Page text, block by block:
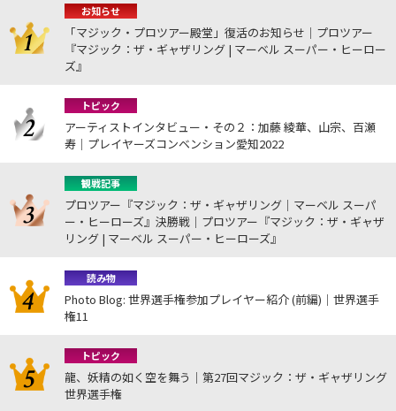
お知らせ
「マジック・プロツアー殿堂」復活のお知らせ｜プロツアー
『マジック：ザ・ギャザリング | マーベル スーパー・ヒーロー
ズ』
トピック
アーティストインタビュー・その２：加藤 綾華、山宗、百瀬
寿｜プレイヤーズコンベンション愛知2022
観戦記事
プロツアー『マジック：ザ・ギャザリング｜マーベル スーパ
ー・ヒーローズ』決勝戦｜プロツアー『マジック：ザ・ギャザ
リング | マーベル スーパー・ヒーローズ』
読み物
Photo Blog: 世界選手権参加プレイヤー紹介 (前編)｜世界選手
権11
トピック
龍、妖精の如く空を舞う｜第27回マジック：ザ・ギャザリング
世界選手権